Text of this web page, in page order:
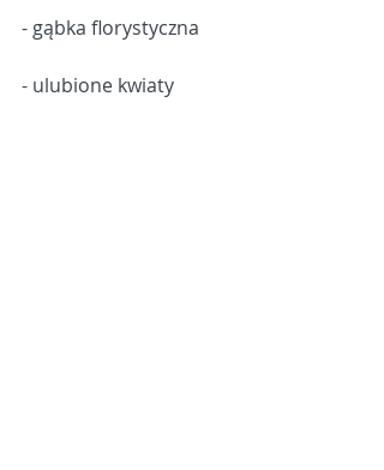
- gąbka florystyczna
- ulubione kwiaty